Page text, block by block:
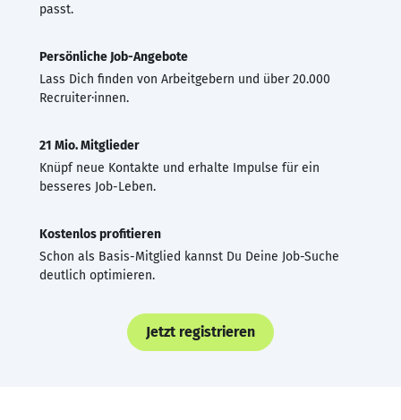
passt.
Persönliche Job-Angebote
Lass Dich finden von Arbeitgebern und über 20.000
Recruiter·innen.
21 Mio. Mitglieder
Knüpf neue Kontakte und erhalte Impulse für ein
besseres Job-Leben.
Kostenlos profitieren
Schon als Basis-Mitglied kannst Du Deine Job-Suche
deutlich optimieren.
Jetzt registrieren